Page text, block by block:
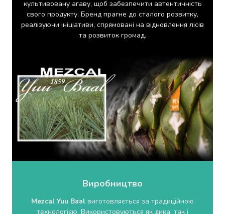
Кетчуп
Томатна
паста
Гірчиця
Кондитерські
вироби
Шоколад
Батончики
Печиво
Вафлі
Бісквіти
та
рулети
Пряники
культивовану агаву, щоб забезпечити автентичність
свого продукту. Бренд прагне до сталого розвитку,
реалізуючи ініціативи, спрямовані на відновлення лісів
та розвиток громад.
Виробництво
Mezcal Yuu Baal виготовляється за традиційною
технологією. Використовуються як дика, так і